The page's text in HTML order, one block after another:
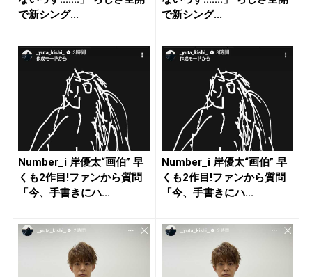
で新シング...
で新シング...
Number_i 岸優太“画伯” 早
くも2作目!ファンから質問
「今、手書きにハ...
Number_i 岸優太“画伯” 早
くも2作目!ファンから質問
「今、手書きにハ...